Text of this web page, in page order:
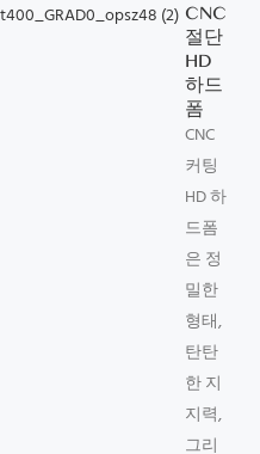
CNC
절단
HD
하드
폼
CNC
커팅
HD 하
드폼
은 정
밀한
형태,
탄탄
한 지
지력,
그리